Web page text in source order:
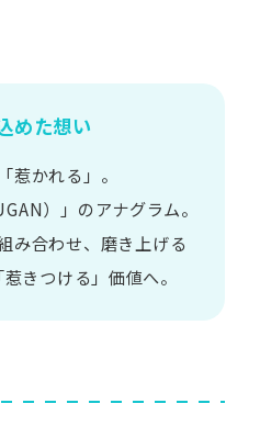
めた想い
惹かれる」。
）」の​アナグラム。
み合わせ、 磨き上げる​
きつける」価値へ。​